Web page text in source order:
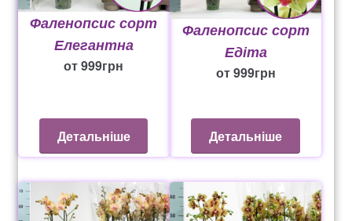
Фаленопсис сорт
Елегантна
от999грн
Детальніше
Фаленопсис сорт
Едіта
от999грн
Детальніше